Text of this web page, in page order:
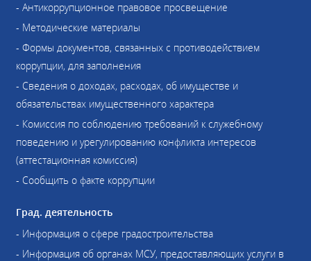
- Антикоррупционное правовое просвещение
- Методические материалы
- Формы документов, связанных с противодействием
коррупции, для заполнения
- Сведения о доходах, расходах, об имуществе и
обязательствах имущественного характера
- Комиссия по соблюдению требований к служебному
поведению и урегулированию конфликта интересов
(аттестационная комиссия)
- Сообщить о факте коррупции
Град. деятельность
- Информация о сфере градостроительства
- Информация об органах МСУ, предоставляющих услуги в